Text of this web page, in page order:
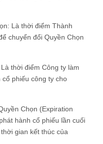
Là thời điểm Thành
chuyển đổi Quyền Chọn
thời điểm Công ty làm
phiếu công ty cho
Chọn (Expiration
hành cổ phiếu lần cuối
gian kết thúc của